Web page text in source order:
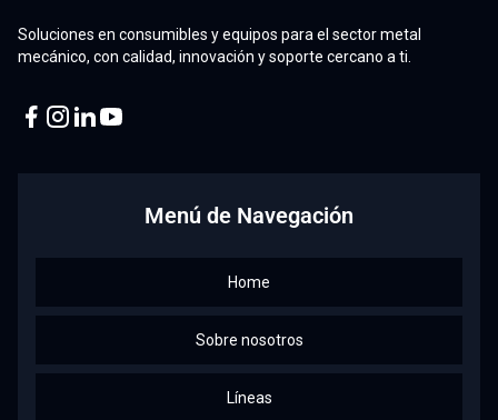
Soluciones en consumibles y equipos para el sector metal
mecánico, con calidad, innovación y soporte cercano a ti.
Menú de Navegación
Home
Sobre nosotros
Líneas